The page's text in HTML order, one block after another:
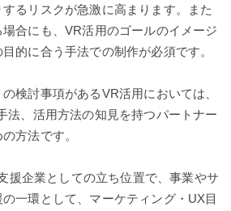
るリスクが急激に高まります。また
合にも、VR活用のゴールのイメージ
的に合う手法での制作が必須です。
検討事項があるVR活用においては、
法、活用方法の知見を持つパートナー
方法です。
援企業としての立ち位置で、事業やサ
一環として、マーケティング・UX目